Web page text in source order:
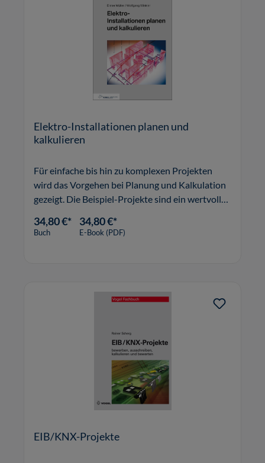
Elektro-Installationen planen und
kalkulieren
Für einfache bis hin zu komplexen Projekten
wird das Vorgehen bei Planung und Kalkulation
gezeigt. Die Beispiel-Projekte sind ein wertvolles
Elektromeister.
34,80 €*
Buch
34,80 €*
E-Book (PDF)
EIB/KNX-Projekte